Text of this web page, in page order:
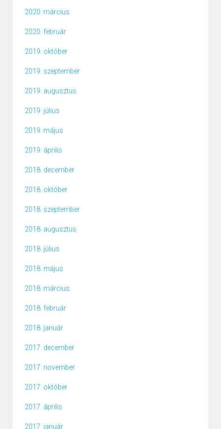
2020. március
2020. február
2019. október
2019. szeptember
2019. augusztus
2019. július
2019. május
2019. április
2018. december
2018. október
2018. szeptember
2018. augusztus
2018. július
2018. május
2018. március
2018. február
2018. január
2017. december
2017. november
2017. október
2017. április
2017. január